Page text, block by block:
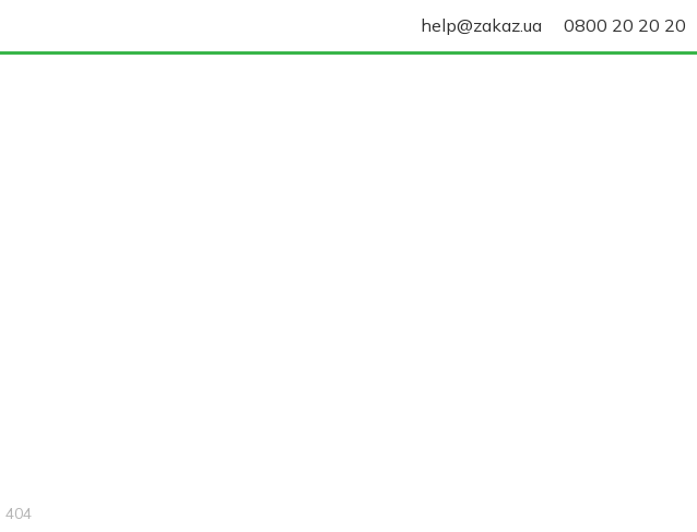
help@zakaz.ua 0800 20 20 20
404